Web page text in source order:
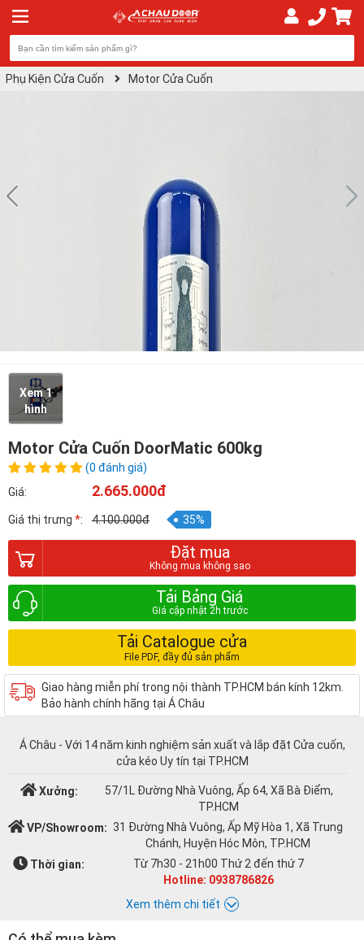
Phụ Kiện Cửa Cuốn Motor Cửa Cuốn
Xem 1
hình
Motor Cửa Cuốn DoorMatic 600kg
(0 đánh giá)
Giá:
2.665.000đ
Giá thị trưng *: 4.100.000đ 35%
Đặt mua
Tải Bảng Giá
Tải Catalogue cửa
Giao hàng miễn phí trong nội thành TP.HCM bán kính 12km.
Bảo hành chính hãng tại Á Châu
Á Châu - Với 14 năm kinh nghiệm sản xuất và lắp đặt Cửa cuốn,
cửa kéo Uy tín tại TP.HCM
Xưởng:
57/1L Đường Nhà Vuông, Ấp 64, Xã Bà Điểm,
TP.HCM
VP/Showroom: 31 Đường Nhà Vuông, Ấp Mỹ Hòa 1, Xã Trung
Chánh, Huyện Hóc Môn, TP.HCM
Thời gian:
Từ 7h30 - 21h00 Thứ 2 đến thứ 7
Hotline: 0938786826
Xem thêm chi tiết